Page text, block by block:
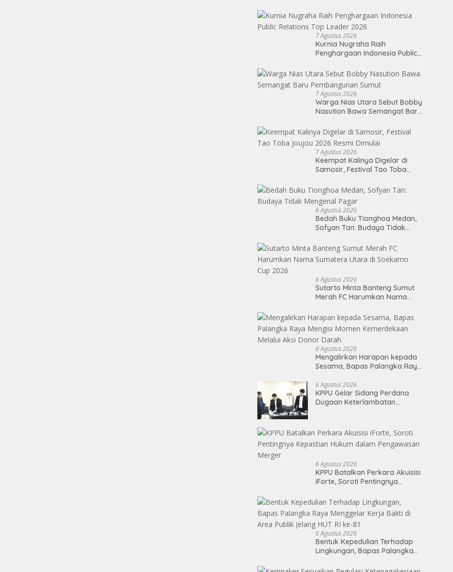
Lahan di Sei Ular
7 Agustus 2026
Kurnia Nugraha Raih
Penghargaan Indonesia Public
7 Agustus 2026
Warga Nias Utara Sebut Bobby
Nasution Bawa Semangat Baru
7 Agustus 2026
Keempat Kalinya Digelar di
Samosir, Festival Tao Toba
6 Agustus 2026
Bedah Buku Tionghoa Medan,
Sofyan Tan: Budaya Tidak
6 Agustus 2026
Sutarto Minta Banteng Sumut
Merah FC Harumkan Nama
Cup 2026
6 Agustus 2026
Mengalirkan Harapan kepada
Sesama, Bapas Palangka Raya
Melalui Aksi Donor Darah
6 Agustus 2026
KPPU Gelar Sidang Perdana
Dugaan Keterlambatan
6 Agustus 2026
KPPU Batalkan Perkara Akuisisi
iForte, Soroti Pentingnya
Pengawasan Merger
6 Agustus 2026
Bentuk Kepedulian Terhadap
Lingkungan, Bapas Palangka
Area Publik Jelang HUT RI ke-81